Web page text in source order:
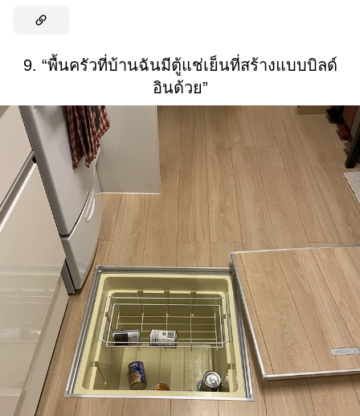
9. “พื้นครัวที่บ้านฉันมีตู้แช่เย็นที่สร้างแบบบิลด์
อินด้วย”